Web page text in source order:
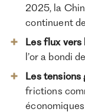
2025, la
continuent
Les flux vers
l’or a bondi de
Les tensions
frictions